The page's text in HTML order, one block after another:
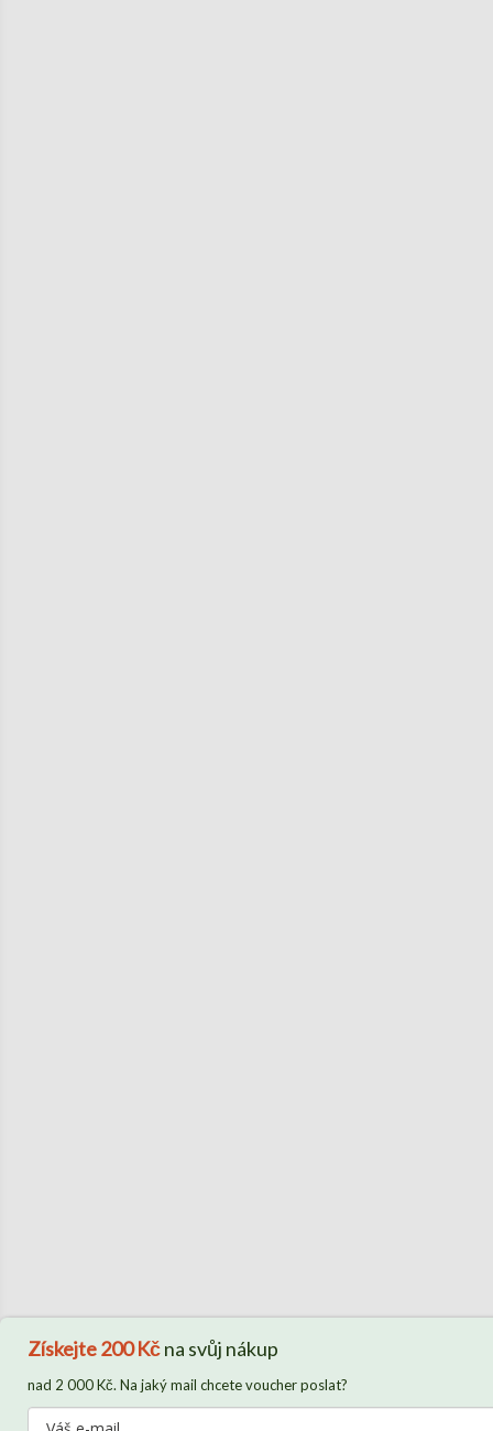
Získejte200 Kčna svůj nákup
nad 2 000 Kč. Na jaký mail chcete voucher poslat?